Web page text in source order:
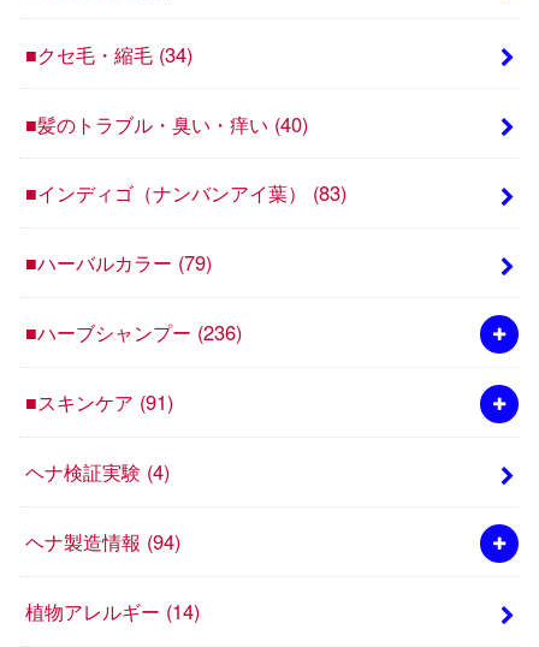
■クセ毛・縮毛 (34)
■髪のトラブル・臭い・痒い (40)
■インディゴ（ナンバンアイ葉） (83)
■ハーバルカラー (79)
■ハーブシャンプー (236)
■スキンケア (91)
ヘナ検証実験 (4)
ヘナ製造情報 (94)
植物アレルギー (14)